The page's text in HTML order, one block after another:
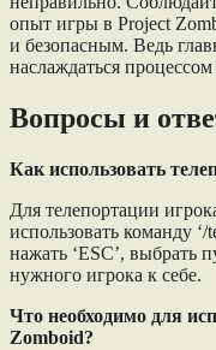
опыт игры в Project
и безопасным. Ведь
наслаждаться
Вопросы и
Как использовать
Для телепортации
использовать команду
нажать ‘ESC’, выбрать
нужного игрока к себе.
Что необходимо для
Zomboid?